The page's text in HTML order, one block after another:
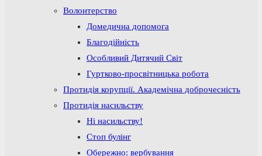
Волонтерство
Домедична допомога
Благодійність
Особливий Дитячий Світ
Гуртково-просвітницька робота
Протидія корупції. Академічна доброчесність
Протидія насильству
Ні насильству!
Стоп булінг
Обережно: вербування